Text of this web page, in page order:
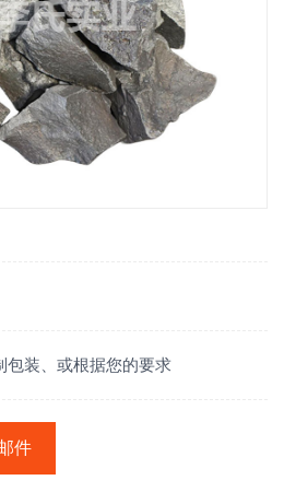
包装、或根据您的要求
件